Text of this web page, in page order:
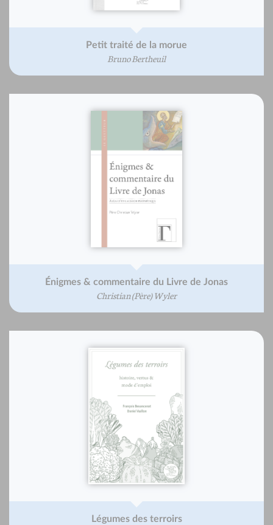
Petit traité de la morue
Bruno Bertheuil
Énigmes & commentaire du Livre de Jonas
Christian (Père) Wyler
Légumes des terroirs